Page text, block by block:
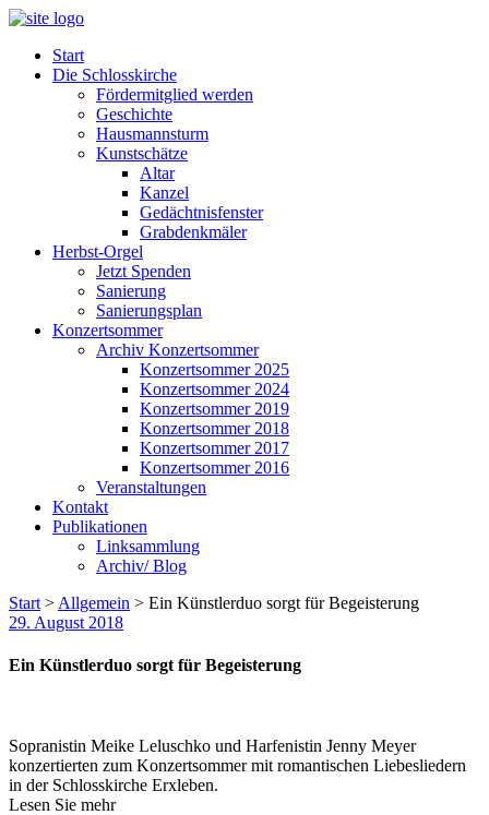
Start
Die Schlosskirche
Fördermitglied werden
Geschichte
Hausmannsturm
Kunstschätze
Altar
Kanzel
Gedächtnisfenster
Grabdenkmäler
Herbst-Orgel
Jetzt Spenden
Sanierung
Sanierungsplan
Konzertsommer
Archiv Konzertsommer
Konzertsommer 2025
Konzertsommer 2024
Konzertsommer 2019
Konzertsommer 2018
Konzertsommer 2017
Konzertsommer 2016
Veranstaltungen
Kontakt
Publikationen
Linksammlung
Archiv/ Blog
Start > Allgemein > Ein Künstlerduo sorgt für Begeisterung
29. August 2018
Ein Künstlerduo sorgt für Begeisterung
Sopranistin Meike Leluschko und Harfenistin Jenny Meyer
konzertierten zum Konzertsommer mit romantischen Liebesliedern
in der Schlosskirche Erxleben.
Lesen Sie mehr